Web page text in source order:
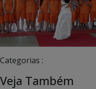
Categorias :
Veja Também